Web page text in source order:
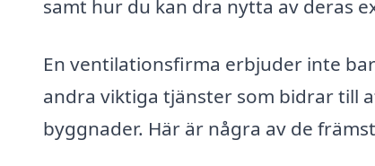
samt hur du kan dra nytta av deras
En ventilationsfirma erbjuder inte
andra viktiga tjänster som bidrar till
byggnader. Här är några av de